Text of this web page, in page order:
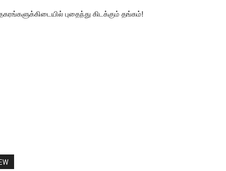
புதைந்து கிடக்கும் தங்கம்!